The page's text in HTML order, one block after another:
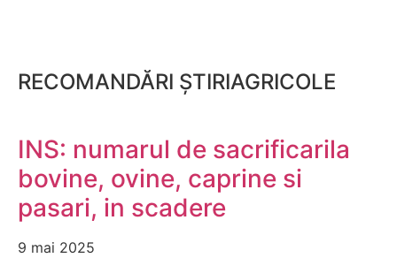
RECOMANDĂRI ȘTIRIAGRICOLE
INS: numarul de sacrificarila
bovine, ovine, caprine si
pasari, in scadere
9 mai 2025